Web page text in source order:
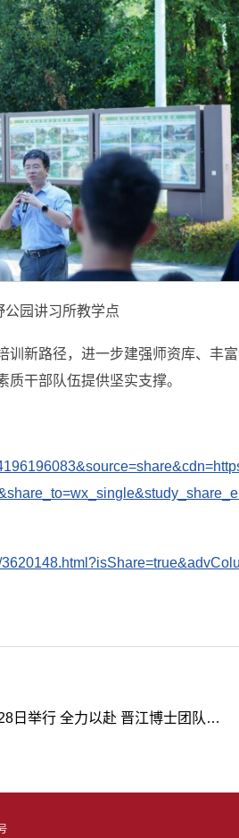
公园讲习所教学点
新路径，进一步建强师资库、丰
干部队伍提供坚实支撑。
全力以赴 晋江博士团队备赛冲刺